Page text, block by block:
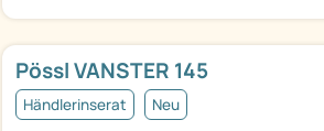
Pössl VANSTER 145
Händlerinserat Neu